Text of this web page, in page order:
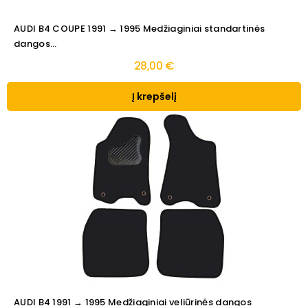
AUDI B4 COUPE 1991 → 1995 Medžiaginiai standartinės
dangos...
28,00 €
Į krepšelį
AUDI B4 1991 → 1995 Medžiaginiai veliūrinės dangos